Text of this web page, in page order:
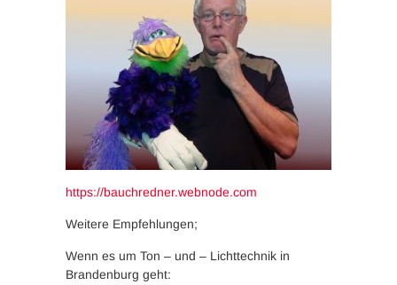
https://bauchredner.webnode.com
Weitere Empfehlungen;
Wenn es um Ton – und – Lichttechnik in
Brandenburg geht: